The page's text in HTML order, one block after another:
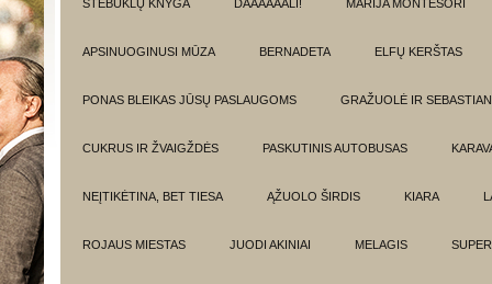
STEBUKLŲ KNYGA DAAAAAALI! MARIJA MONTESORI
APSINUOGINUSI MŪZA BERNADETA ELFŲ KERŠTAS
PONAS BLEIKAS JŪSŲ PASLAUGOMS GRAŽUOLĖ IR
CUKRUS IR ŽVAIGŽDĖS PASKUTINIS AUTOBUSAS
NEĮTIKĖTINA, BET TIESA ĄŽUOLO ŠIRDIS KIARA
ROJAUS MIESTAS JUODI AKINIAI MELAGIS